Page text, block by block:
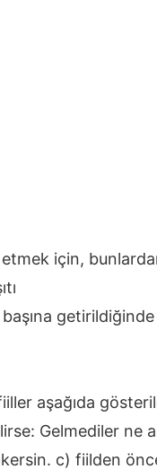
için,
aşağıda
Gelmediler ne
c) fiilden